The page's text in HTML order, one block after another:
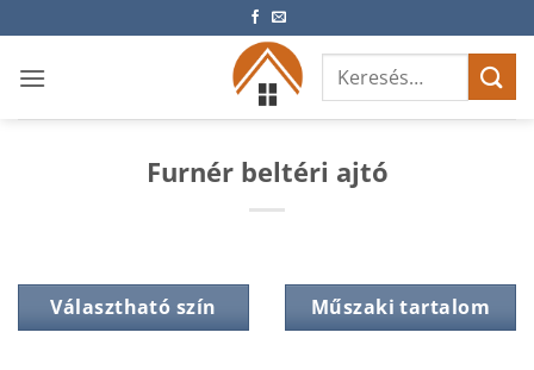
to
content
Keresés
következőre:
Furnér beltéri ajtó
Választható szín Műszaki tartalom